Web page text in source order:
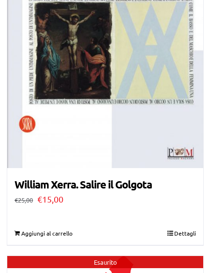
William Xerra. Salire il Golgota
€25,00 Il
originale
€15,00Il
attuale
Aggiungi al carrello Dettagli
Esaurito